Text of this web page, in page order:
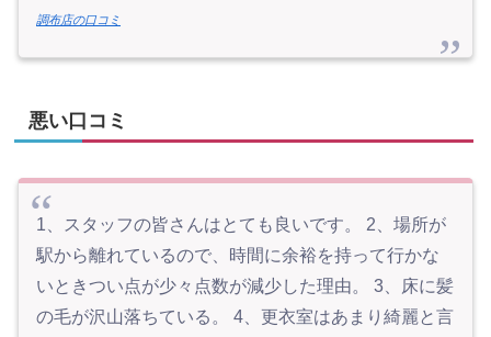
調布店の口コミ
悪い口コミ
1、スタッフの皆さんはとても良いです。 2、場所が
駅から離れているので、時間に余裕を持って行かな
いときつい点が少々点数が減少した理由。 3、床に髪
の毛が沢山落ちている。 4、更衣室はあまり綺麗と言